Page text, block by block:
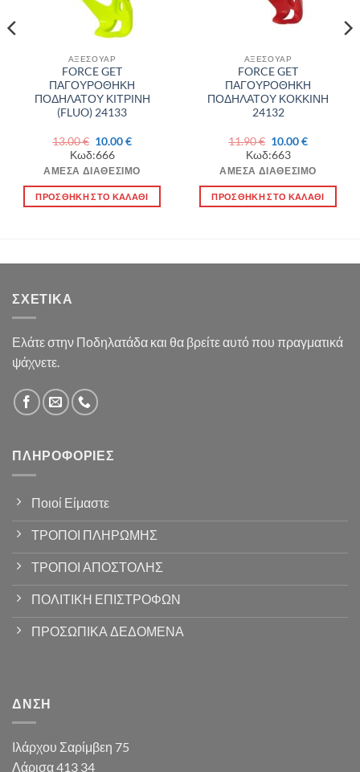
ΑΞΕΣΟΥΑΡ
FORCE GET
ΠΑΓΟΥΡΟΘΗΚΗ
ΠΟΔΗΛΑΤΟΥ ΚΙΤΡΙΝΗ
(FLUO) 24133
13.00€ Original
price
was:
13.00 €.
10.00€Η
είναι:
Κωδ:666
ΆΜΕΣΑ ΔΙΑΘΈΣΙΜΟ
ΠΡΟΣΘΉΚΗ ΣΤΟ ΚΑΛΆΘΙ
ΑΞΕΣΟΥΑΡ
FORCE GET
ΠΑΓΟΥΡΟΘΗΚΗ
ΠΟΔΗΛΑΤΟΥ ΚΟΚΚΙΝΗ
24132
11.90€ Original
price
was:
11.90 €.
10.00€Η
είναι:
Κωδ:663
ΆΜΕΣΑ ΔΙΑΘΈΣΙΜΟ
ΠΡΟΣΘΉΚΗ ΣΤΟ ΚΑΛΆΘΙ
ΣΧΕΤΙΚΆ
Ελάτε στην Ποδηλατάδα και θα βρείτε αυτό που πραγματικά
ψάχνετε.
ΠΛΗΡΟΦΟΡΊΕΣ
Ποιοί Είμαστε
ΤΡΟΠΟΙ ΠΛΗΡΩΜΗΣ
ΤΡΟΠΟΙ ΑΠΟΣΤΟΛΗΣ
ΠΟΛΙΤΙΚΗ ΕΠΙΣΤΡΟΦΩΝ
ΠΡΟΣΩΠΙΚΑ ΔΕΔΟΜΕΝΑ
ΔΝΣΗ
Ιλάρχου Σαρίμβεη 75
Λάρισα 413 34